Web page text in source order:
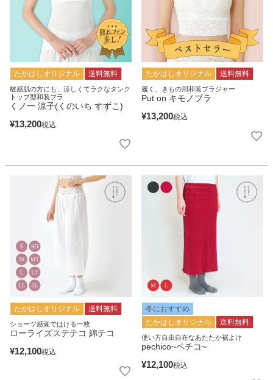
たかはしオリジナル 送料無料
敏感肌の方にも、涼しくてラクなタンク
トップ型和装ブラ
くノ一 涼子(くのいち すずこ)
¥13,200税込
たかはしオリジナル 送料無料
履く、きもの用和装ブラジャー
Put on キモノブラ
¥13,200税込
たかはしオリジナル 送料無料
ショーツ感覚ではける一枚
ローライズステテコ 綿テコ
¥12,100税込
冬におすすめ
たかはしオリジナル
送料無料
使い方自由自在なあたたか裾よけ
pechico~ペチコ~
¥12,100税込